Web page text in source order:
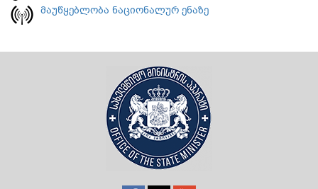
მაუწყებლობა ნაციონალურ ენაზე